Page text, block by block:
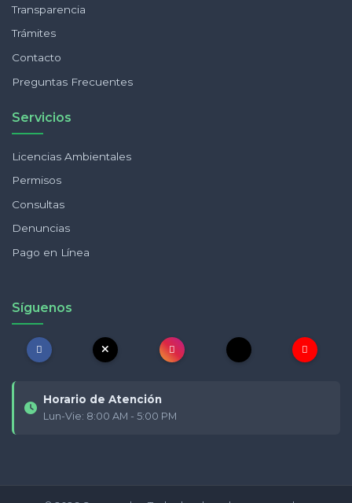
Transparencia
Trámites
Contacto
Preguntas Frecuentes
Servicios
Licencias Ambientales
Permisos
Consultas
Denuncias
Pago en Línea
Síguenos
Horario de Atención
Lun-Vie: 8:00 AM - 5:00 PM